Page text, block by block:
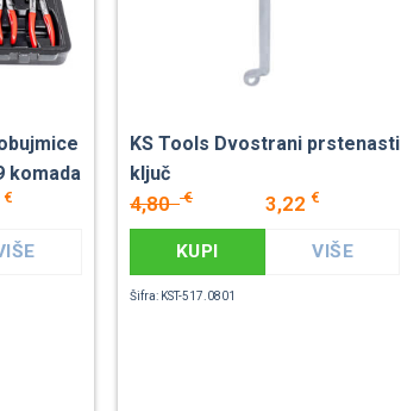
komada
€
KS Tools Dvostrani prstenasti
ključ
4,80€ 3,22 €
KUPI VIŠE
Šifra: KST-517.0801